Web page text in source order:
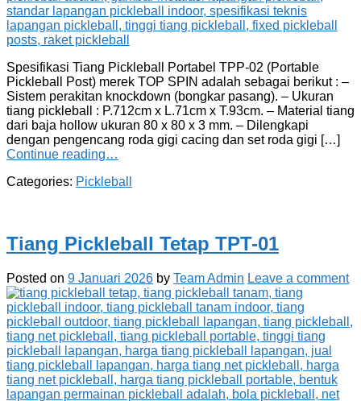
Spesifikasi Tiang Pickleball Portabel TPP-02 (Portable
Pickleball Post) merek TOP SPIN adalah sebagai berikut : –
Sistem perakitan knockdown (bongkar pasang). – Ukuran
tiang pickleball : P.712cm x L.71cm x T.93cm. – Material tiang
dari baja hollow ukuran 80 x 80 x 3 mm. – Dilengkapi
dengan pengencang roda gigi cacing dan set roda gigi […]
Continue reading…
Categories: Pickleball
Tiang Pickleball Tetap TPT-01
Posted on 9 Januari 2026 by Team Admin Leave a comment